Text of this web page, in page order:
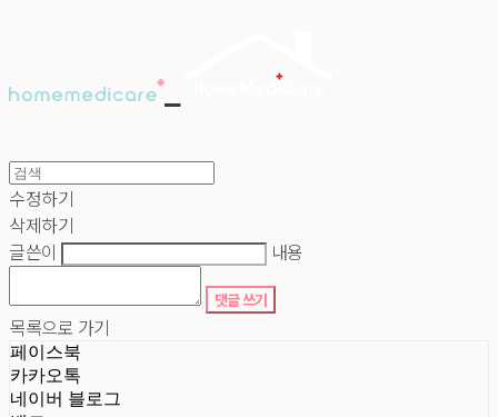
수정하기
삭제하기
글쓴이
내용
댓글 쓰기
목록으로 가기
페이스북
카카오톡
네이버 블로그